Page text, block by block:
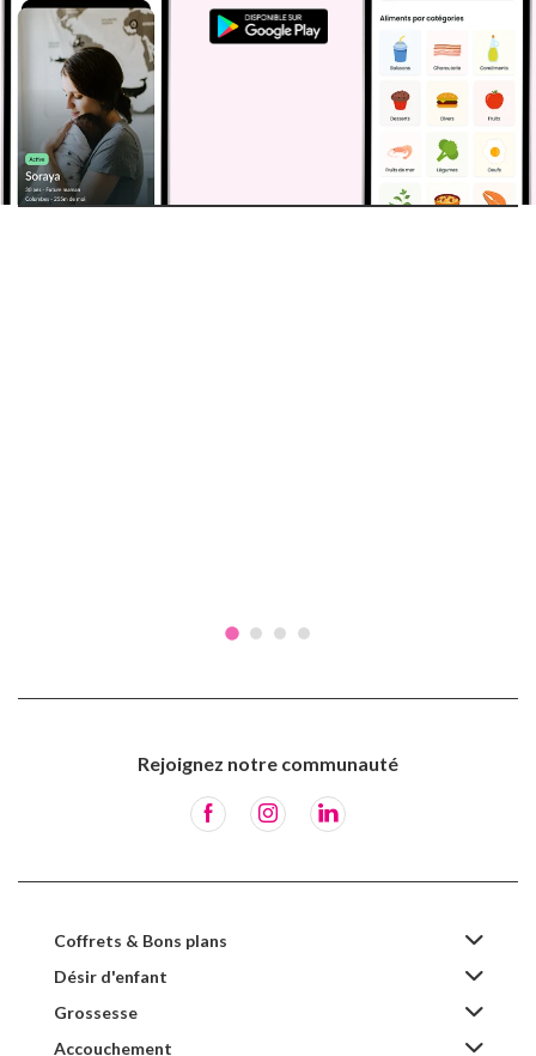
Rejoignez notre communauté
Coffrets & Bons plans
Désir d'enfant
Grossesse
Accouchement